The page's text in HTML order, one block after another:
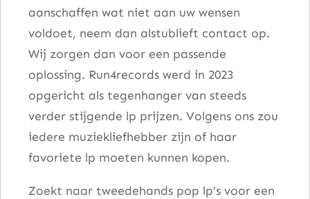
aanschaffen wat niet aan uw wensen
voldoet, neem dan alstublieft contact op.
Wij zorgen dan voor een passende
oplossing. Run4records werd in 2023
opgericht als tegenhanger van steeds
verder stijgende lp prijzen. Volgens ons zou
iedere muziekliefhebber zijn of haar
favoriete lp moeten kunnen kopen.
Zoekt naar tweedehands pop lp’s voor een